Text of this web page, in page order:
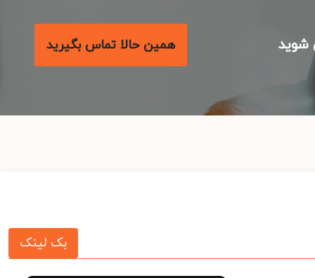
همین حالا تماس بگیرید
بک لینک